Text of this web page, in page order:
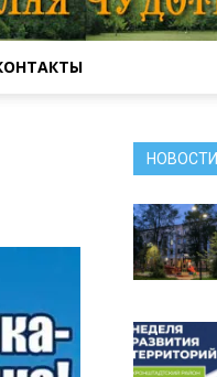
НОВОСТИ